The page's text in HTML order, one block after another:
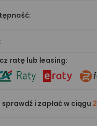
ratę lub leasing:
sprawdź i zapłać w ciągu